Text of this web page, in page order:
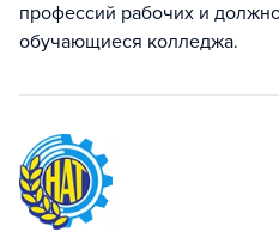
профессий рабочих и
обучающиеся колледжа.